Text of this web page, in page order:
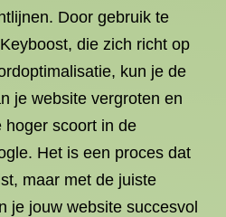
Door gebruik te
die zich richt op
kun je de
je website vergroten en
hoger scoort in de
Het is een proces dat
maar met de juiste
je jouw website succesvol